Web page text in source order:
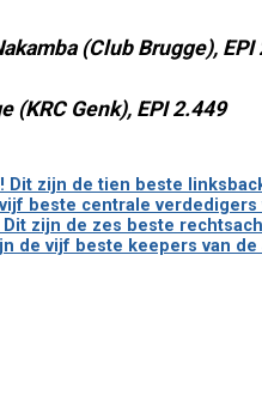
(Club Brugge), EPI
(KRC Genk), EPI 2.449
Dit zijn de tien beste
beste centrale
Dit zijn de zes beste
de vijf beste keepers van